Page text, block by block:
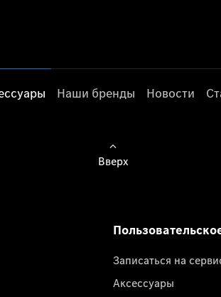
Наши бренды Новости
Вверх
Записаться на
Аксессуары